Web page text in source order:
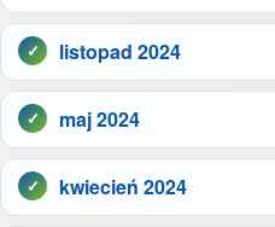
listopad 2024
maj 2024
kwiecień 2024